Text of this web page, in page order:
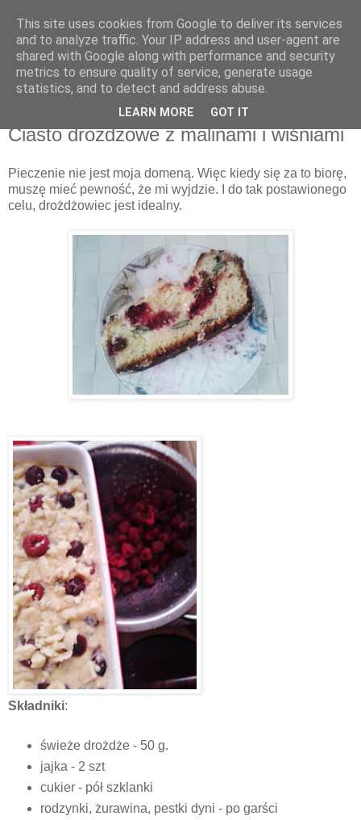
Recenzje na widelcu
Portal kulturalny - książki, recenzje, inspiracje, konkursy.
piątek, 2 września 2016
Ciasto drożdżowe z malinami i wiśniami
Pieczenie nie jest moja domeną. Więc kiedy się za to biorę,
muszę mieć pewność, że mi wyjdzie. I do tak postawionego
celu, drożdżowiec jest idealny.
Składniki:
świeże drożdże - 50 g.
jajka - 2 szt
cukier - pół szklanki
rodzynki, żurawina, pestki dyni - po garści
This site uses cookies from Google to deliver its services
and to analyze traffic. Your IP address and user-agent are
shared with Google along with performance and security
metrics to ensure quality of service, generate usage
statistics, and to detect and address abuse.
LEARN MORE GOT IT